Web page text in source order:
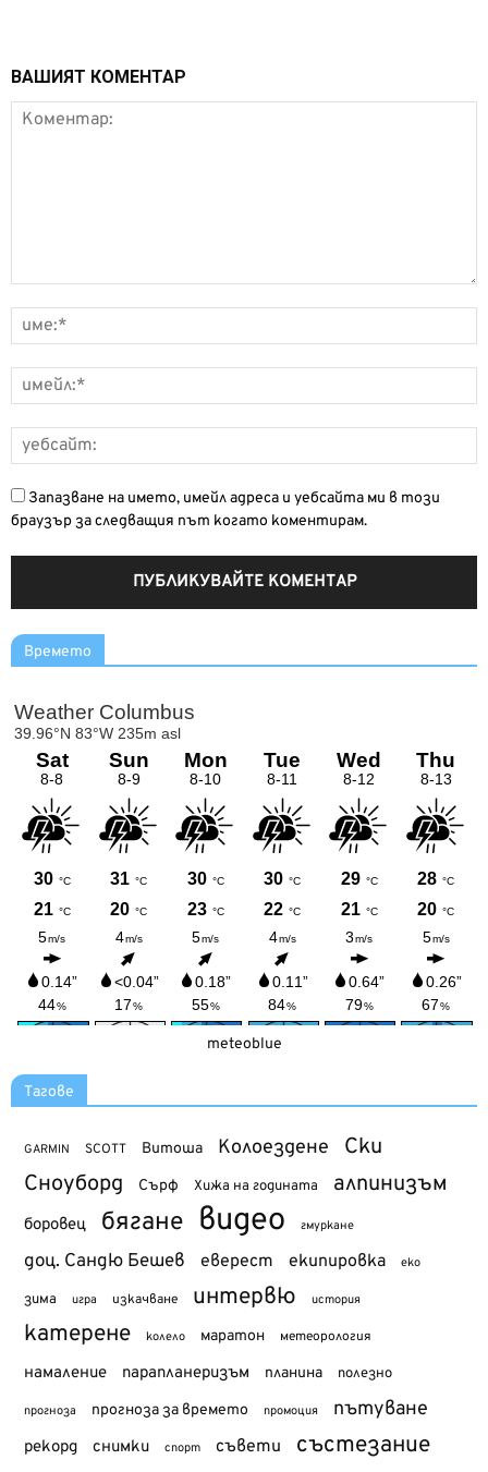
ВАШИЯТ КОМЕНТАР
Запазване на името, имейл адреса и уебсайта ми в този
браузър за следващия път когато коментирам.
Времето
meteoblue
Тагове
GARMIN SCOTT Витоша Колоездене Ски
Сноуборд Сърф Хижа на годината алпинизъм
боровец бягане видео гмуркане
доц. Сандю Бешев еверест екипировка еко
зима игра изкачване интервю история
катерене колело маратон метеорология
намаление парапланеризъм планина полезно
прогноза прогноза за времето промоция пътуване
рекорд снимки спорт съвети състезание